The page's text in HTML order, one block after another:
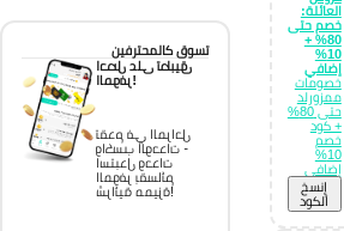
العائلة:
خصم حتى
80% +
10%
إضافي
خصومات
ممزورلد
حتى 80%
+ كود
خصم
10%
إضافي
إِنسخ
الكود
تسوق كالمحترفين
احصل على تطبيق
الموفر!
تقدم في المراحل
واكسب الوحدات -
استبدل وحدات
الموفر بقسائم
شرائية مميزة!